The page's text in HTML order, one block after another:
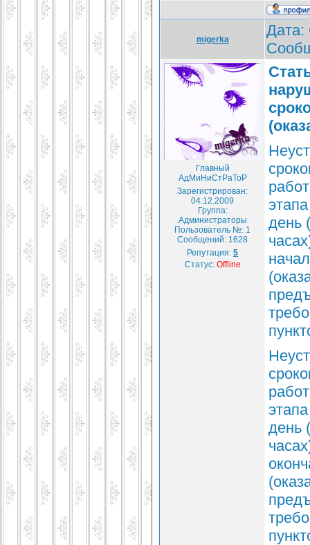
migerka
Дата:
Главный
АдМиНиСтРаТоР
Зарегистрирован:
04.12.2009
Группа:
Администраторы
Пользователь №: 1
Сообщений: 1628
Репутация: 5
Статус: Offline
день
день